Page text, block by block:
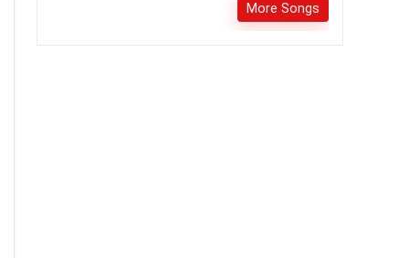
More Songs